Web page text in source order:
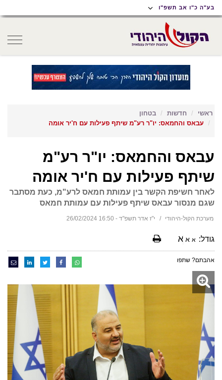
תפריט
נגישות
תפריט
ראשי
תוכן
ראשי
בע"ה כ"ו אב תשפ"ו
ראשי חדשות
בטחון
עבאס והחמאס: יו"ר רע"מ שיתף פעילות עם ח'יר אומה
עבאס והחמאס: יו"ר רע"מ
שיתף פעילות עם ח'יר אומה
לאחר חשיפת הקשר בין עמותת חמאס לרע"מ, כעת מסתבר
שגם מנסור עבאס שיתף פעילות עם עמותת חמאס
מערכת הקול-היהודי י"ז אדר תשפ"ד - 16:50 26/02/2024
גודל: א א א
אהבתם? שתפו